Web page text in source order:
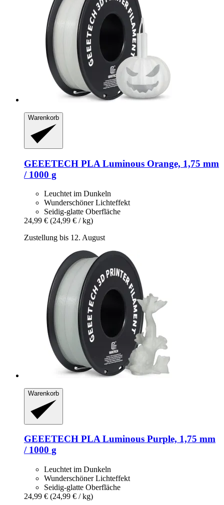
Warenkorb
GEEETECH PLA Luminous Orange, 1,75 mm
/ 1000 g
Leuchtet im Dunkeln
Wunderschöner Lichteffekt
Seidig-glatte Oberfläche
24,99 € (24,99 € / kg)
Zustellung bis 12. August
Warenkorb
GEEETECH PLA Luminous Purple, 1,75 mm
/ 1000 g
Leuchtet im Dunkeln
Wunderschöner Lichteffekt
Seidig-glatte Oberfläche
24,99 € (24,99 € / kg)